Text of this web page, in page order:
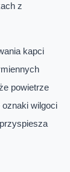
z
kapci
powietrze
wilgoci